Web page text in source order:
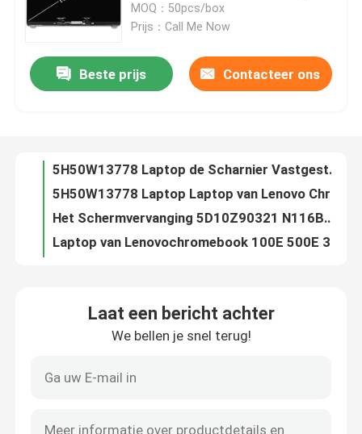
Producten
Video's
Fabrieksreis
Kwaliteitscontrole
Verzoek om een Citaat
Lenovolcd het Schermvervanging
Het Schermvervanging van Dell LCD
661-06375 uit elkaar
MOQ：50pcs/box
Prijs：Call Me Now
Beste prijs Contacteer ons
5H50W13778 Laptop de Scharnier Vastgestelde L+R van Lenovo Chromebook 100E Gen3 AMD van Vervangingsdelen
Lenovo300e tweede AST Gen Chromebook LCD Vervanging met Vatting en g-Sensor 5D10Y97713
De Vervangingsbecijferaar van het Lenovo300e Gen2 Chromebook Scherm met Vattings g-Sensor 5D10T79505
Het Schermvervanging van 5D10T95195 11,6“ Lenovo LCD voor 300e Chromebook tweede Gen MTK
Laat een bericht achter
We bellen je snel terug!